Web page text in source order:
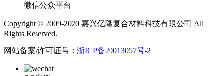
微信公众平台
Copyright © 2009-2020 嘉兴亿隆复合材料科技有限公司 All
Rights Reserved.
网站备案/许可证号： 浙ICP备20013057号-2